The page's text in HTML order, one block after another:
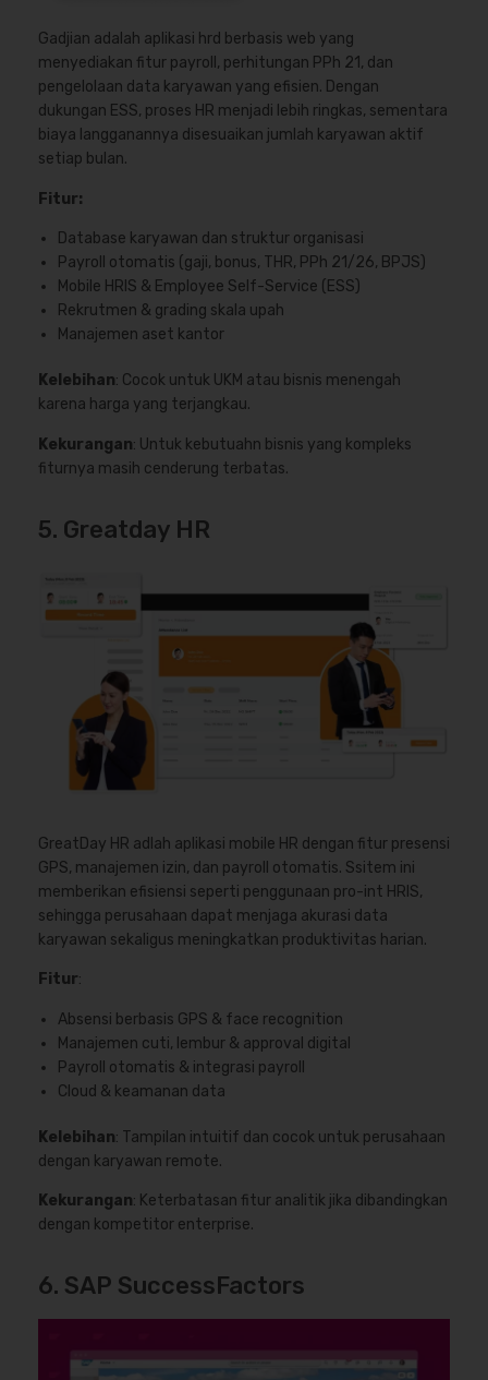
Gadjian adalah aplikasi hrd berbasis web yang
menyediakan fitur payroll, perhitungan PPh 21, dan
pengelolaan data karyawan yang efisien. Dengan
dukungan ESS, proses HR menjadi lebih ringkas, sementara
biaya langganannya disesuaikan jumlah karyawan aktif
setiap bulan.
Fitur:
Database karyawan dan struktur organisasi
Payroll otomatis (gaji, bonus, THR, PPh 21/26, BPJS)
Mobile HRIS & Employee Self-Service (ESS)
Rekrutmen & grading skala upah
Manajemen aset kantor
Kelebihan: Cocok untuk UKM atau bisnis menengah
karena harga yang terjangkau.
Kekurangan: Untuk kebutuahn bisnis yang kompleks
fiturnya masih cenderung terbatas.
5. Greatday HR
GreatDay HR adlah aplikasi mobile HR dengan fitur presensi
GPS, manajemen izin, dan payroll otomatis. Ssitem ini
memberikan efisiensi seperti penggunaan pro-int HRIS,
sehingga perusahaan dapat menjaga akurasi data
karyawan sekaligus meningkatkan produktivitas harian.
Fitur:
Absensi berbasis GPS & face recognition
Manajemen cuti, lembur & approval digital
Payroll otomatis & integrasi payroll
Cloud & keamanan data
Kelebihan: Tampilan intuitif dan cocok untuk perusahaan
dengan karyawan remote.
Kekurangan: Keterbatasan fitur analitik jika dibandingkan
dengan kompetitor enterprise.
6. SAP SuccessFactors